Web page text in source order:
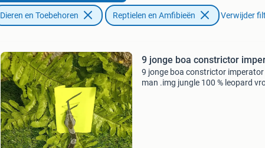
Dieren en Toebehoren Reptielen en Amfibieën Verwijder
9 jonge boa constrictor
9 jonge boa constrictor
man .img jungle 100 % leopard